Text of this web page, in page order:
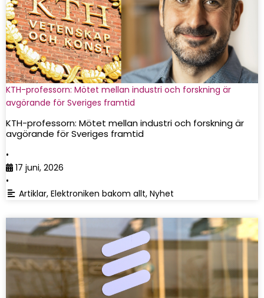
KTH-professorn: Mötet mellan industri och forskning är
avgörande för Sveriges framtid
KTH-professorn: Mötet mellan industri och forskning är
avgörande för Sveriges framtid
•
17 juni, 2026
•
Artiklar, Elektroniken bakom allt, Nyhet